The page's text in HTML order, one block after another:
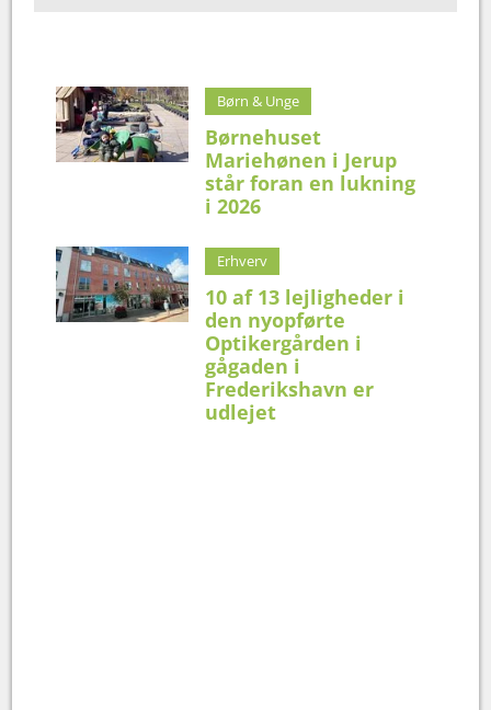
Børn & Unge
Børnehuset
Mariehønen i Jerup
står foran en lukning
i 2026
Erhverv
10 af 13 lejligheder i
den nyopførte
Optikergården i
gågaden i
Frederikshavn er
udlejet